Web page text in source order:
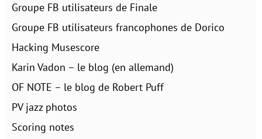
Groupe FB utilisateurs de Finale
Groupe FB utilisateurs francophones de Dorico
Hacking Musescore
Karin Vadon – le blog (en allemand)
OF NOTE – le blog de Robert Puff
PV jazz photos
Scoring notes